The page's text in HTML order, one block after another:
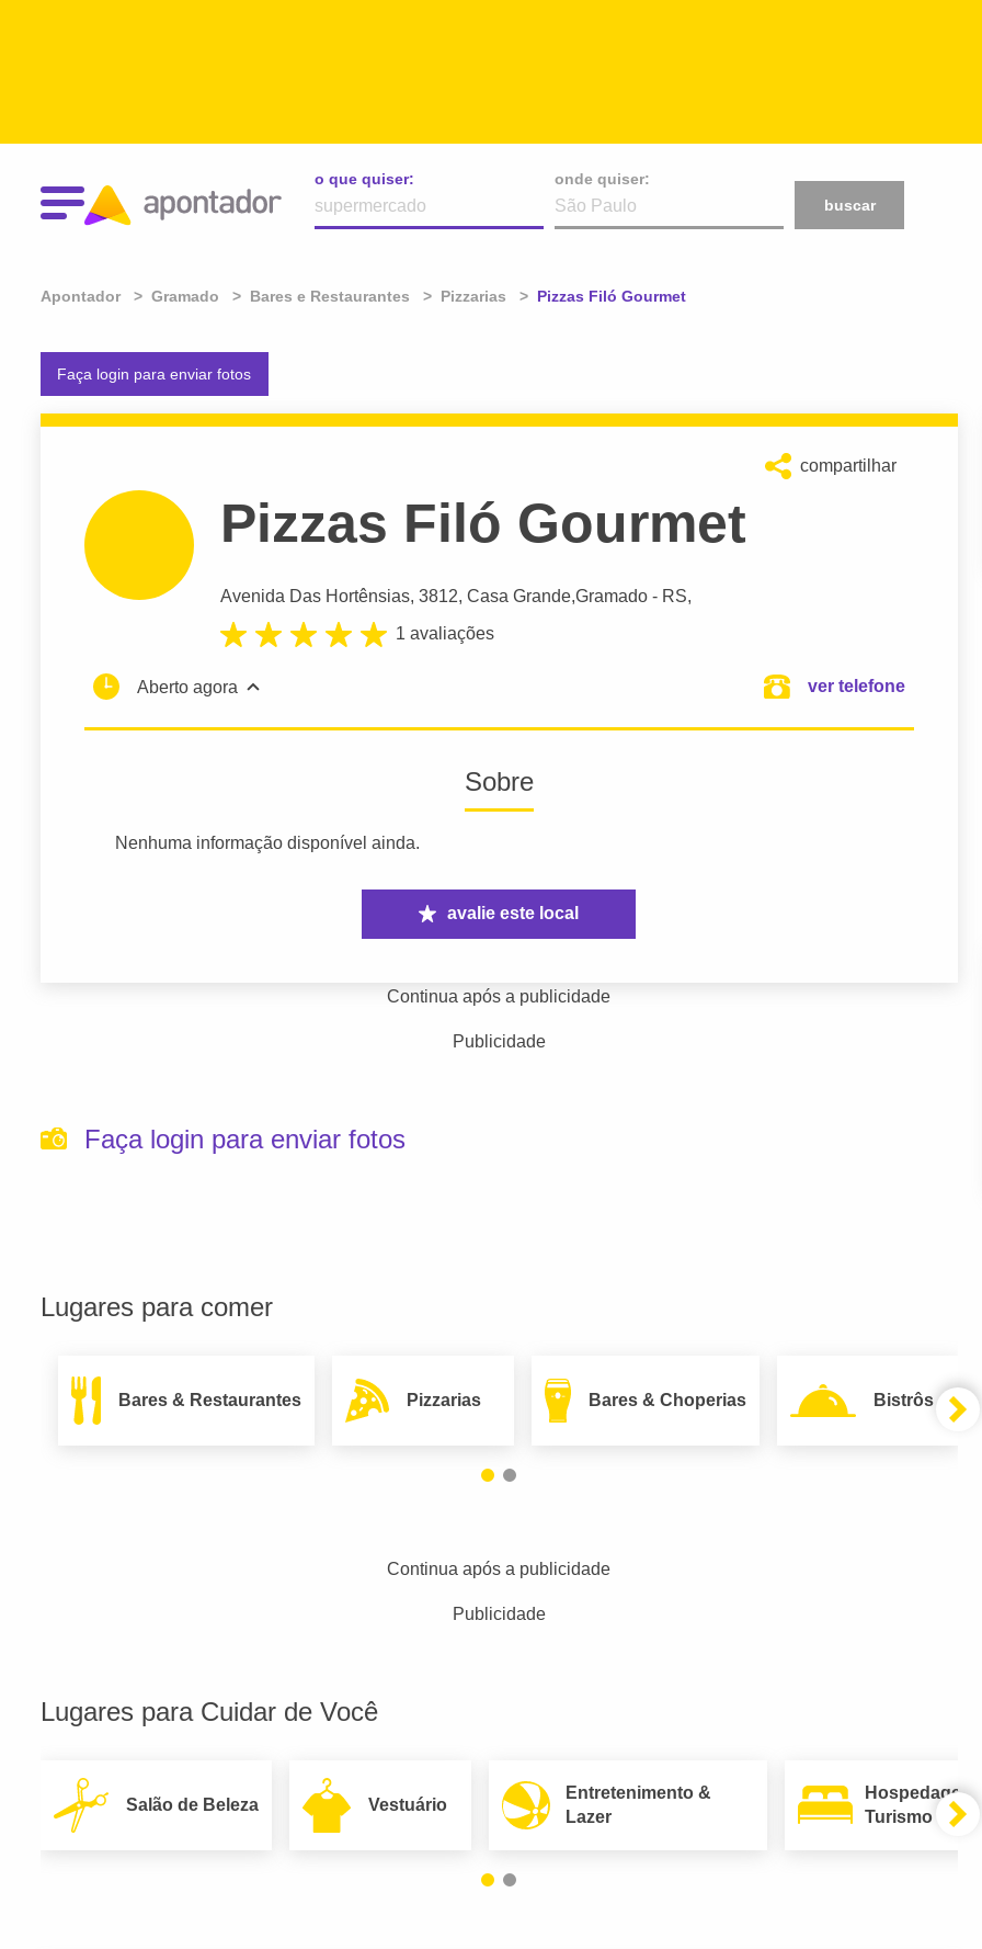
o que quiser:
onde quiser:
buscar
Apontador Gramado Bares e Restaurantes Pizzarias Atual:
Pizzas Filó Gourmet
Faça login para enviar fotos
compartilhar
Pizzas Filó Gourmet
Avenida Das Hortênsias, 3812, Casa Grande,Gramado - RS,
1 avaliações
Aberto agora ver telefone
Sobre
Nenhuma informação disponível ainda.
avalie este local
Continua após a publicidade
Publicidade
Faça login para enviar fotos
Lugares para comer
Bares & Restaurantes Pizzarias Bares & Choperias Bistrôs
Continua após a publicidade
Publicidade
Lugares para Cuidar de Você
Salão de Beleza Vestuário
Entretenimento &
Lazer
Hospedagem
Turismo